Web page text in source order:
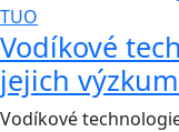
Vodíkové
jejich
Vodíkové